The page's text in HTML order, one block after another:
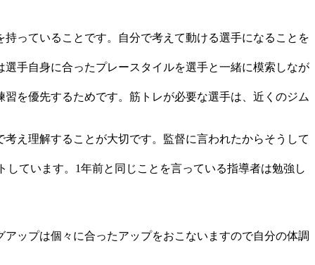
っていることです。自分で考えて動ける選手になることを
手自身に合ったプレースタイルを選手と一緒に模索しなが
を優先するためです。筋トレが必要な選手は、近くのジム
え理解することが大切です。監督に言われたからそうして
ています。1年前と同じことを言っている指導者は勉強し
ップは個々に合ったアップをおこないますので自分の体調